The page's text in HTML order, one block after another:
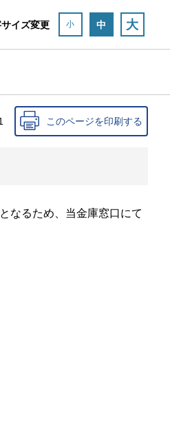
イズ変更 小 中 大
このページを印刷する
なるため、当金庫窓口にて